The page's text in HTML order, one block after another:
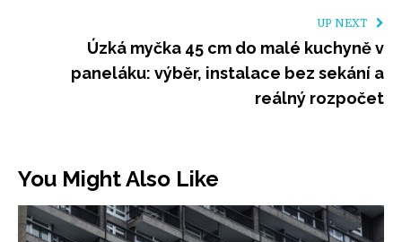
UP NEXT
Úzká myčka 45 cm do malé kuchyně v
paneláku: výběr, instalace bez sekání a
reálný rozpočet
You Might Also Like